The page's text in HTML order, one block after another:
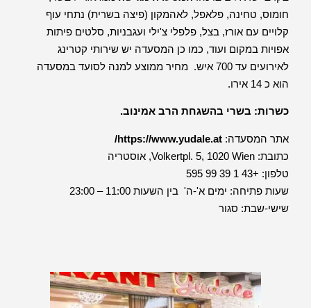
חומוס, טחינה, פלאפל, לאהמקון (פיצה בשרית) נתחי עוף
קלויים עם אורז, בצל, פלפלי צ'ילי ועגבניות, סלטים פיתות
אפויות במקום ועוד, כמו כן המסעדה יש שירותי קטרינג
לאירועים עד 700 איש. מחיר ממוצע למנה לסועד במסעדה
הוא כ 14 אירו.
כשרות: בשרי בהשגחת הרב אמינוב.
אתר המסעדה: https://www.yudale.at/
כתובת: Volkertpl. 5, 1020 Wien, אוסטריה
טלפון: +43 1 39 99 595
שעות פתיחה: ימים א'-ה' בין השעות 11:00 – 23:00
שישי-שבת: סגור